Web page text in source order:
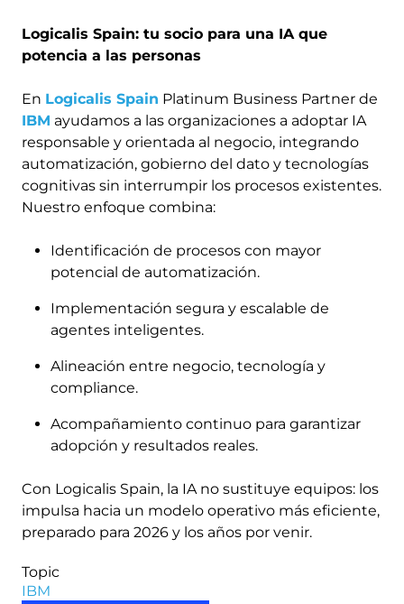
Logicalis Spain: tu socio para una IA que
potencia a las personas
En Logicalis Spain Platinum Business Partner de
IBM ayudamos a las organizaciones a adoptar IA
responsable y orientada al negocio, integrando
automatización, gobierno del dato y tecnologías
cognitivas sin interrumpir los procesos existentes.
Nuestro enfoque combina:
Identificación de procesos con mayor
potencial de automatización.
Implementación segura y escalable de
agentes inteligentes.
Alineación entre negocio, tecnología y
compliance.
Acompañamiento continuo para garantizar
adopción y resultados reales.
Con Logicalis Spain, la IA no sustituye equipos: los
impulsa hacia un modelo operativo más eficiente,
preparado para 2026 y los años por venir.
Topic
IBM